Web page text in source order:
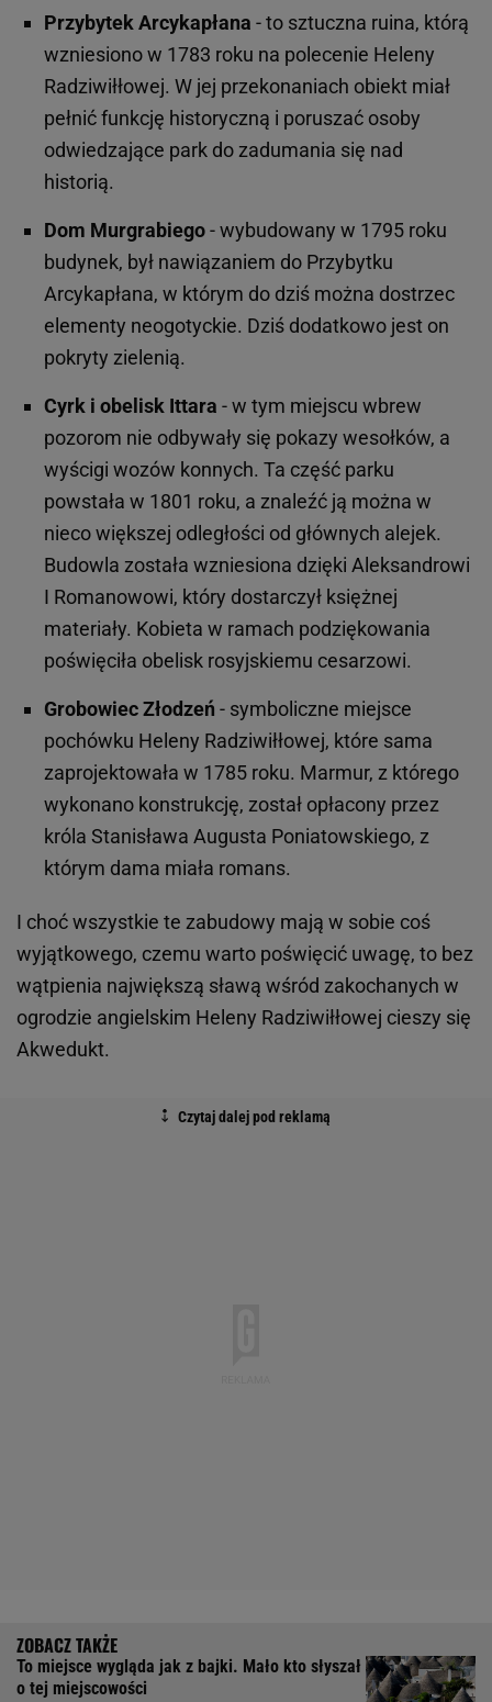
Przybytek Arcykapłana - to sztuczna ruina, którą
wzniesiono w 1783 roku na polecenie Heleny
Radziwiłłowej. W jej przekonaniach obiekt miał
pełnić funkcję historyczną i poruszać osoby
odwiedzające park do zadumania się nad
historią.
Dom Murgrabiego- wybudowany w 1795 roku
budynek, był nawiązaniem do Przybytku
Arcykapłana, w którym do dziś można dostrzec
elementy neogotyckie. Dziś dodatkowo jest on
pokryty zielenią.
Cyrk i obelisk Ittara - w tym miejscu wbrew
pozorom nie odbywały się pokazy wesołków, a
wyścigi wozów konnych. Ta część parku
powstała w 1801 roku, a znaleźć ją można w
nieco większej odległości od głównych alejek.
Budowla została wzniesiona dzięki Aleksandrowi
I Romanowowi, który dostarczył księżnej
materiały. Kobieta w ramach podziękowania
poświęciła obelisk rosyjskiemu cesarzowi.
Grobowiec Złodzeń - symboliczne miejsce
pochówku Heleny Radziwiłłowej, które sama
zaprojektowała w 1785 roku. Marmur, z którego
wykonano konstrukcję, został opłacony przez
króla Stanisława Augusta Poniatowskiego, z
którym dama miała romans.
I choć wszystkie te zabudowy mają w sobie coś
wyjątkowego, czemu warto poświęcić uwagę, to bez
wątpienia największą sławą wśród zakochanych w
ogrodzie angielskim Heleny Radziwiłłowej cieszy się
Akwedukt.
To miejsce wygląda jak z bajki. Mało kto słyszał
o tej miejscowości